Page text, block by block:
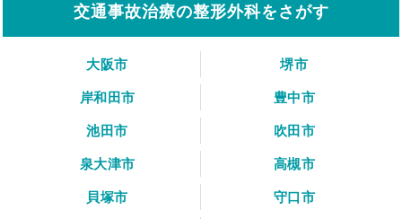
交通事故治療の整形外科をさがす
大阪市
堺市
岸和田市
豊中市
池田市
吹田市
泉大津市
高槻市
貝塚市
守口市